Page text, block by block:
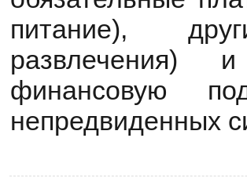
питание),
развлечения)
финансовую
непредвиденных